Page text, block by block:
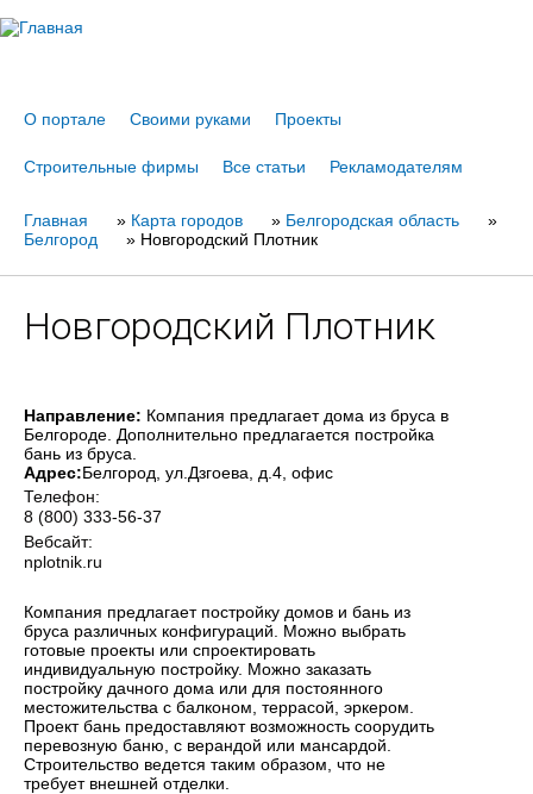
О портале Своими руками Проекты
Строительные фирмы Все статьи Рекламодателям
Вы
Главная » Карта городов » Белгородская область
»
Белгород
» Новгородский Плотник
Новгородский Плотник
Направление: Компания предлагает дома из бруса в
Белгороде. Дополнительно предлагается постройка
бань из бруса.
Адрес:Белгород , ул.Дзгоева, д.4, офис
Телефон:
8 (800) 333-56-37
Вебсайт:
nplotnik.ru
Компания предлагает постройку домов и бань из
бруса различных конфигураций. Можно выбрать
готовые проекты или спроектировать
индивидуальную постройку. Можно заказать
постройку дачного дома или для постоянного
местожительства с балконом, террасой, эркером.
Проект бань предоставляют возможность соорудить
перевозную баню, с верандой или мансардой.
Строительство ведется таким образом, что не
требует внешней отделки.